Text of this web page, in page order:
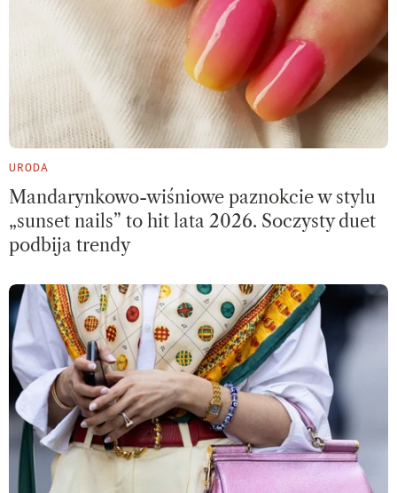
URODA
Mandarynkowo-wiśniowe paznokcie w stylu
„sunset nails” to hit lata 2026. Soczysty duet
podbija trendy